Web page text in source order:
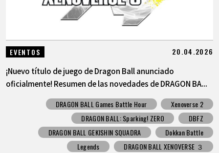
EVENTOS 20.04.2026
¡Nuevo título de juego de Dragon Ball anunciado
oficialmente! Resumen de las novedades de DRAGON BA...
DRAGON BALL Games Battle Hour
Xenoverse 2
DRAGON BALL: Sparking! ZERO
DBFZ
DRAGON BALL GEKISHIN SQUADRA
Dokkan Battle
Legends
DRAGON BALL XENOVERSE ３